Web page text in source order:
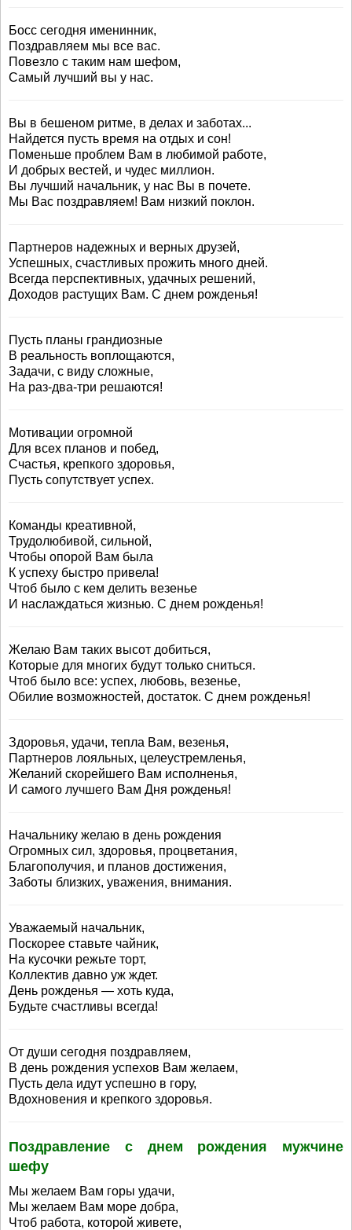
Босс сегодня именинник,
Поздравляем мы все вас.
Повезло с таким нам шефом,
Самый лучший вы у нас.
Вы в бешеном ритме, в делах и заботах...
Найдется пусть время на отдых и сон!
Поменьше проблем Вам в любимой работе,
И добрых вестей, и чудес миллион.
Вы лучший начальник, у нас Вы в почете.
Мы Вас поздравляем! Вам низкий поклон.
Партнеров надежных и верных друзей,
Успешных, счастливых прожить много дней.
Всегда перспективных, удачных решений,
Доходов растущих Вам. С днем рожденья!
Пусть планы грандиозные
В реальность воплощаются,
Задачи, с виду сложные,
На раз-два-три решаются!
Мотивации огромной
Для всех планов и побед,
Счастья, крепкого здоровья,
Пусть сопутствует успех.
Команды креативной,
Трудолюбивой, сильной,
Чтобы опорой Вам была
К успеху быстро привела!
Чтоб было с кем делить везенье
И наслаждаться жизнью. С днем рожденья!
Желаю Вам таких высот добиться,
Которые для многих будут только сниться.
Чтоб было все: успех, любовь, везенье,
Обилие возможностей, достаток. С днем рожденья!
Здоровья, удачи, тепла Вам, везенья,
Партнеров лояльных, целеустремленья,
Желаний скорейшего Вам исполненья,
И самого лучшего Вам Дня рожденья!
Начальнику желаю в день рождения
Огромных сил, здоровья, процветания,
Благополучия, и планов достижения,
Заботы близких, уважения, внимания.
Уважаемый начальник,
Поскорее ставьте чайник,
На кусочки режьте торт,
Коллектив давно уж ждет.
День рожденья — хоть куда,
Будьте счастливы всегда!
От души сегодня поздравляем,
В день рождения успехов Вам желаем,
Пусть дела идут успешно в гору,
Вдохновения и крепкого здоровья.
Поздравление с днем рождения мужчине
шефу
Мы желаем Вам горы удачи,
Мы желаем Вам море добра,
Чтоб работа, которой живете,